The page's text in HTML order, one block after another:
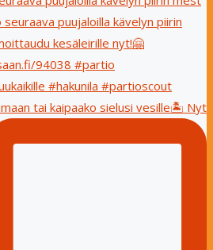
tai kaipaako sielusi vesille🏝 Nyt